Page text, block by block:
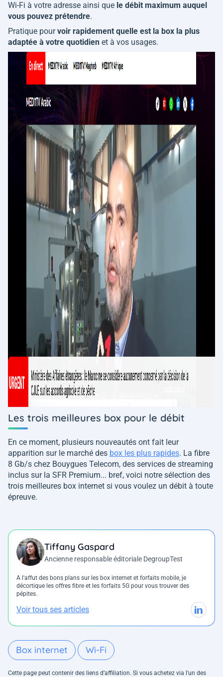
Wi-Fi à votre adresse ainsi que le débit maximum auquel
vous pouvez prétendre.
Pratique pourvoir rapidement quelle est la box la plus
adaptée à votre quotidien et à vos usages.
Les trois meilleures box pour le débit
En ce moment, plusieurs nouveautés ont fait leur
apparition sur le marché des box les plus rapides. La fibre
8 Gb/s chez Bouygues Telecom, des services de streaming
inclus sur la SFR Premium... bref, voici notre sélection des
trois meilleures box internet si vous voulez un débit à toute
épreuve.
Tiffany Gaspard
Ancienne responsable éditoriale DegroupTest
A l'affut des bons plans sur les box internet et forfaits mobile, je
décortique les offres fibre et les forfaits 5G pour vous trouver des
pépites.
Voir tous ses articles
Box internet Wi-Fi
Cette page peut contenir des liens d’affiliation. Si vous achetez via l'un des